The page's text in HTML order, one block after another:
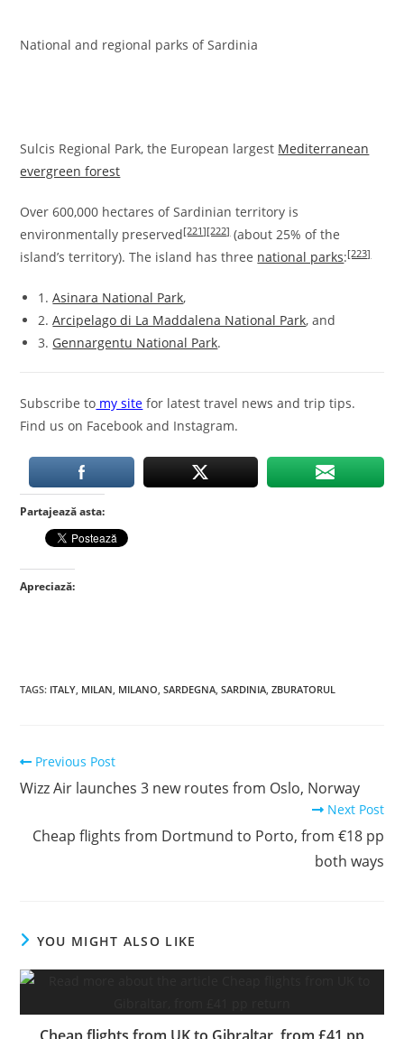
National and regional parks of Sardinia
Sulcis Regional Park, the European largest Mediterranean
evergreen forest
Over 600,000 hectares of Sardinian territory is
environmentally preserved[221][222](about 25% of the
island’s territory). The island has three national parks:[223]
1.Asinara National Park,
2.Arcipelago di La Maddalena National Park, and
3. Gennargentu National Park.
Subscribe to my site for latest travel news and trip tips.
Find us on Facebook and Instagram.
Partajează asta:
Apreciază:
TAGS: ITALY, MILAN, MILANO, SARDEGNA, SARDINIA, ZBURATORUL
Read
articles
Previous Post
Wizz Air launches 3 new routes from Oslo, Norway
Next Post
Cheap flights from Dortmund to Porto, from €18 pp
both ways
YOU MIGHT ALSO LIKE